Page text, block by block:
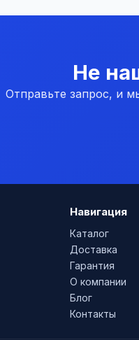
Не
Отправьте запрос, и
Навигация
Каталог
Доставка
Гарантия
О компании
Блог
Контакты